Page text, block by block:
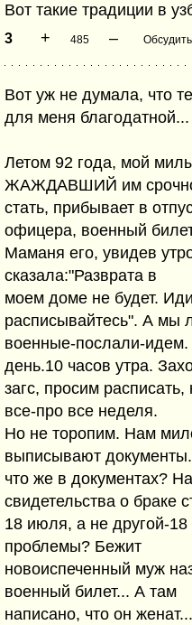
Вот такие традиции в
3 + 485 –
Вот уж не думала, что
для меня благодатной...
Летом 92 года, мой
ЖАЖДАВШИЙ им
стать, прибывает в
офицера, военный
Маманя его, увидев
сказала:"Разврата в
моем доме не будет.
расписывайтесь". А мы
военные-послали-идем.
день.10 часов утра.
загс, просим
все-про все неделя.
Но не торопим. Нам
выписывают
что же в документах?
свидетельства о браке
18 июля, а не другой-
проблемы? Бежит
новоиспеченный муж
военный билет... А там
написано, что он